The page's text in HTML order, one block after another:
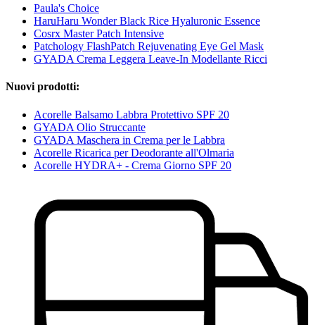
Paula's Choice
HaruHaru Wonder Black Rice Hyaluronic Essence
Cosrx Master Patch Intensive
Patchology FlashPatch Rejuvenating Eye Gel Mask
GYADA Crema Leggera Leave-In Modellante Ricci
Nuovi prodotti:
Acorelle Balsamo Labbra Protettivo SPF 20
GYADA Olio Struccante
GYADA Maschera in Crema per le Labbra
Acorelle Ricarica per Deodorante all'Olmaria
Acorelle HYDRA+ - Crema Giorno SPF 20